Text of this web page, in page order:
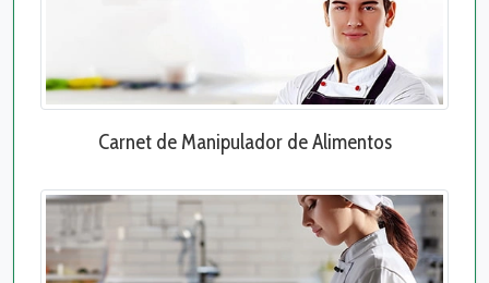
Carnet de Manipulador de Alimentos